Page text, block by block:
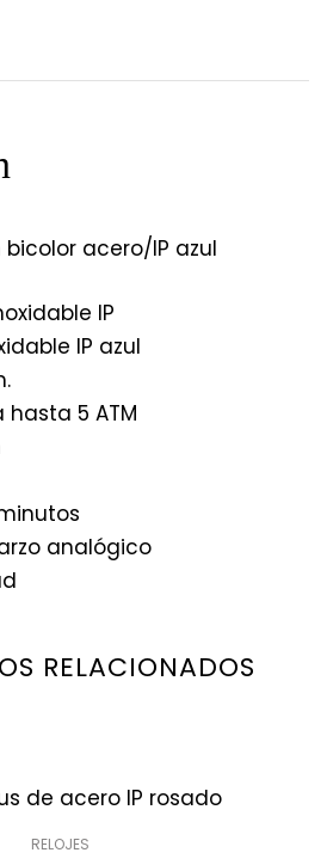
bicolor acero/IP azul
IP
IP azul
5 ATM
analógico
RELACIONADOS
RELOJES